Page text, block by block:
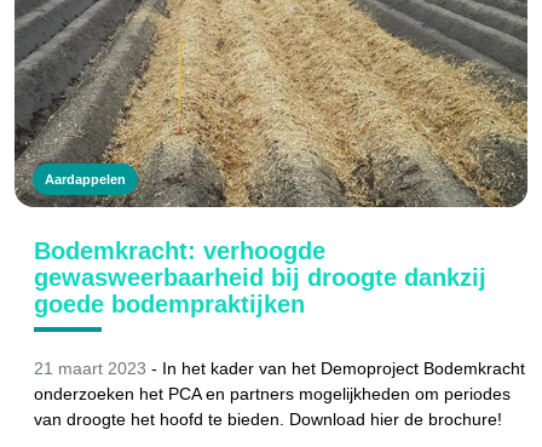
Aardappelen
Bodemkracht: verhoogde
gewasweerbaarheid bij droogte dankzij
goede bodempraktijken
21 maart 2023 - In het kader van het Demoproject Bodemkracht
onderzoeken het PCA en partners mogelijkheden om periodes
van droogte het hoofd te bieden. Download hier de brochure!